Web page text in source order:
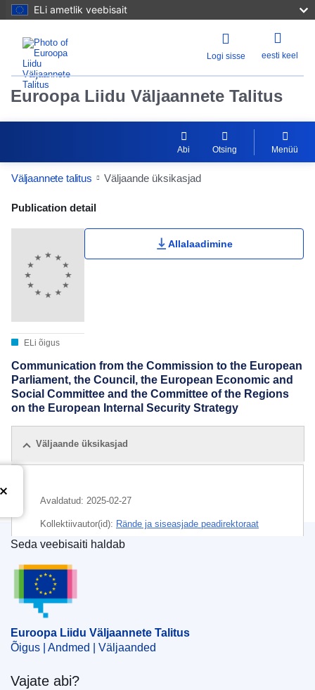
ELi ametlik veebisait
Logi sisse eesti keel
Euroopa Liidu Väljaannete Talitus
Abi Otsing Menüü
Väljaannete talitus Väljaande üksikasjad
Publication Detail Actions Portlet
Publication detail
ELi õigus
Allalaadimine
Communication from the Commission to the European
Parliament, the Council, the European Economic and
Social Committee and the Committee of the Regions
on the European Internal Security Strategy
Väljaande üksikasjad
Avaldatud: 2025-02-27
Kollektiivautor(id): Rände ja siseasjade peadirektoraat
( Euroopa Komisjon),
Teema:Euroopa julgeolek
IMMC : Ares(2025)1574684
Euroopa Liidu Väljaannete Talitus
Seda veebisaiti haldab
Euroopa Liidu Väljaannete Talitus
Õigus | Andmed | Väljaanded
Vajate abi?